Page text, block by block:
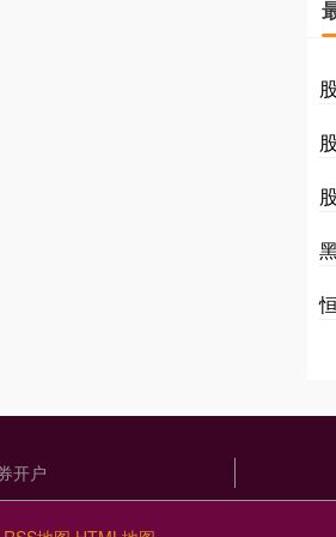
开户